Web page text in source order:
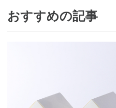
おすすめの記事